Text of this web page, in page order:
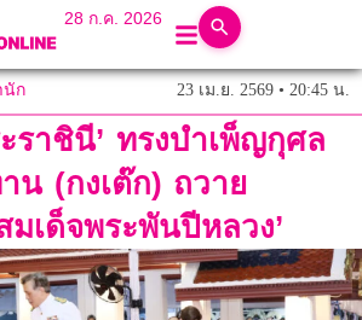
28 ก.ค. 2026
นัก 23 เม.ย. 2569 • 20:45 น.
ราชินี’ ทรงบำเพ็ญกุศล
(กงเต๊ก) ถวาย
มเด็จพระพันปีหลวง’